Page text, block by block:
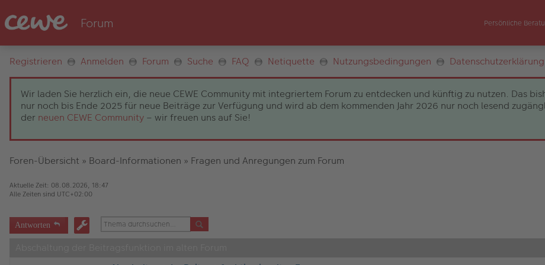
Persönliche
Registrieren Anmelden Forum Suche FAQ Netiquette Nutzungsbedingungen Datenschutzerklärung
Wir laden Sie herzlich ein, die neue CEWE Community mit integriertem Forum zu entdecken und künftig zu nutzen. Das
nur noch bis Ende 2025 für neue Beiträge zur Verfügung und wird ab dem kommenden Jahr 2026 nur noch lesend
der neuen CEWE Community – wir freuen uns auf Sie!
Foren-Übersicht » Board-Informationen » Fragen und Anregungen zum Forum
Aktuelle Zeit: 08.08.2026, 18:47
Alle Zeiten sind UTC+02:00
Antworten